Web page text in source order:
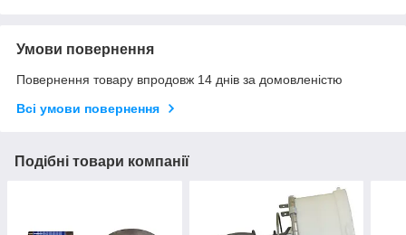
Умови повернення
Повернення товару впродовж 14 днів за домовленістю
Всі умови повернення
Подібні товари компанії